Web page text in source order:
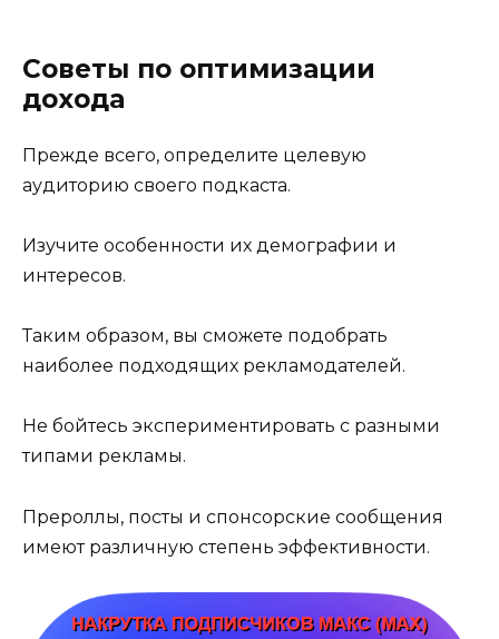
Советы по оптимизации
дохода
Прежде всего, определите целевую
аудиторию своего подкаста.
Изучите особенности их демографии и
интересов.
Таким образом, вы сможете подобрать
наиболее подходящих рекламодателей.
Не бойтесь экспериментировать с разными
типами рекламы.
Прероллы, посты и спонсорские сообщения
имеют различную степень эффективности.